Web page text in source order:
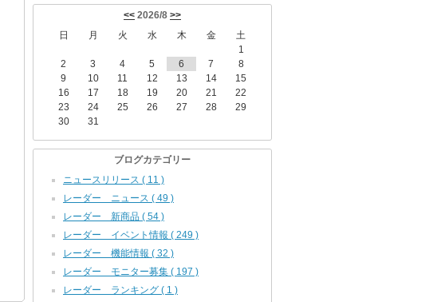
<< 2026/8 >>
日
月 火 水 木 金
土
1
2
3 4 5 6 7
8
9
10 11 12 13 14
15
16
17 18 19 20 21
22
23
24 25 26 27 28
29
30
31
ブログカテゴリー
ニュースリリース ( 11 )
レーダー ニュース ( 49 )
レーダー 新商品 ( 54 )
レーダー イベント情報 ( 249 )
レーダー 機能情報 ( 32 )
レーダー モニター募集 ( 197 )
レーダー ランキング ( 1 )